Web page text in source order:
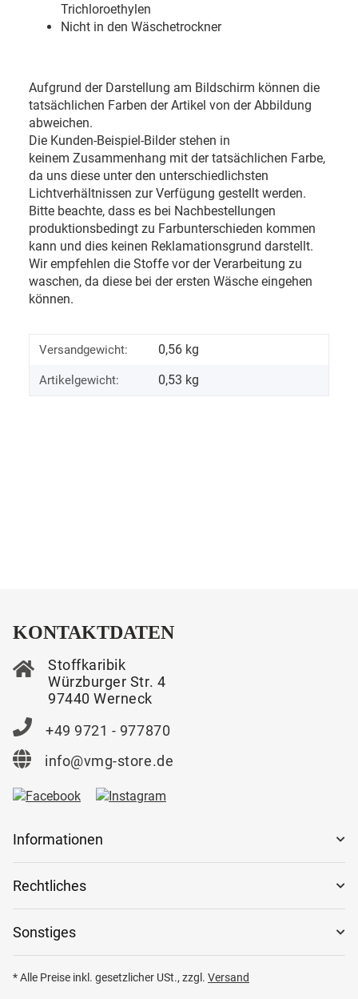
Trichloroethylen
Nicht in den Wäschetrockner
Aufgrund der Darstellung am Bildschirm können die
tatsächlichen Farben der Artikel von der Abbildung
abweichen.
Die Kunden-Beispiel-Bilder stehen in
keinem Zusammenhang mit der tatsächlichen Farbe,
da uns diese unter den unterschiedlichsten
Lichtverhältnissen zur Verfügung gestellt werden.
Bitte beachte, dass es bei Nachbestellungen
produktionsbedingt zu Farbunterschieden kommen
kann und dies keinen Reklamationsgrund darstellt.
Wir empfehlen die Stoffe vor der Verarbeitung zu
waschen, da diese bei der ersten Wäsche eingehen
können.
Versandgewicht: 0,56 kg
Artikelgewicht: 0,53 kg
KONTAKTDATEN
Stoffkaribik
Würzburger Str. 4
97440 Werneck
+49 9721 - 977870
info@vmg-store.de
Informationen
Rechtliches
Sonstiges
* Alle Preise inkl. gesetzlicher USt., zzgl. Versand